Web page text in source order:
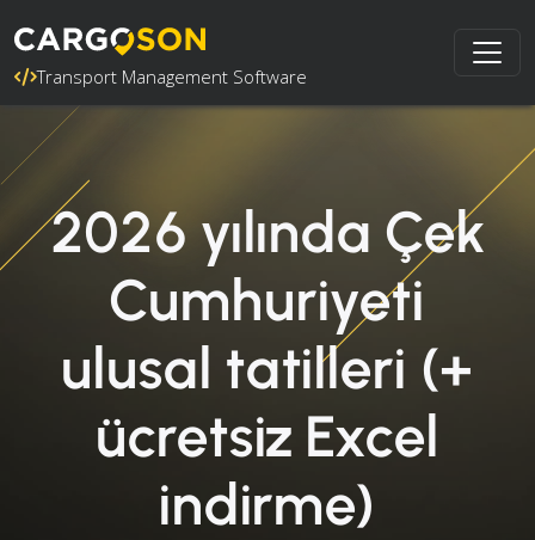
Transport Management Software
2026 yılında Çek
Cumhuriyeti
ulusal tatilleri (+
ücretsiz Excel
indirme)